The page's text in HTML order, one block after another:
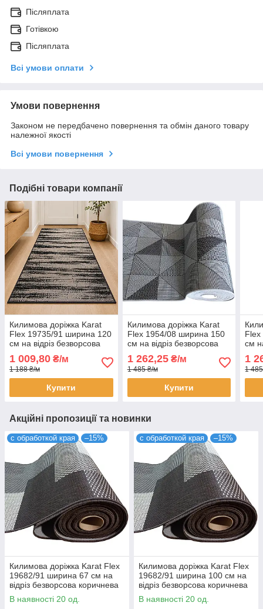
Післяплата
Готівкою
Післяплата
Всі умови оплати
Умови повернення
Законом не передбачено повернення та обмін даного товару
належної якості
Всі умови повернення
Подібні товари компанії
Килимова доріжка Karat
Flex 19735/91 ширина 120
см на відріз безворсова
основі (ціна за пог. м)
1 009,80 ₴/м
1 188 ₴/м
Купити
Килимова доріжка Karat
Flex 1954/08 ширина 150
см на відріз безворсова
(ціна за пог. м)
1 262,25₴/м
1 485 ₴/м
Купити
см
1
1
Акційні пропозиції та новинки
с обработкой края –15%
Килимова доріжка Karat Flex
19682/91 ширина 67 см на
відріз безворсова коричнева
на гумовій основі (ціна за пог.
м)
В наявності 20 од.
с обработкой края –15%
Килимова доріжка Karat Flex
19682/91 ширина 100 см на
відріз безворсова коричнева
на гумовій основі (ціна за пог.
м)
В наявності 20 од.